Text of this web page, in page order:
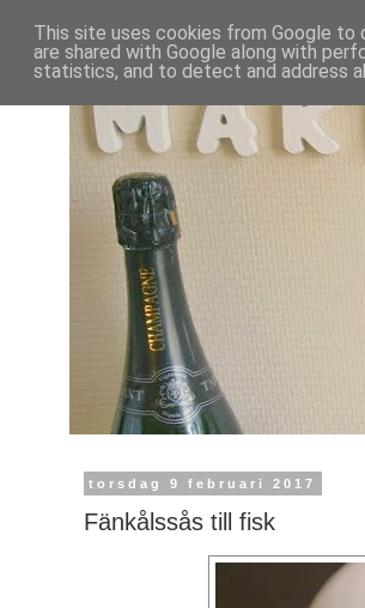
torsdag 9 februari 2017
Fänkålssås till fisk
This site uses cookies from Google to
are shared with Google along with
statistics, and to detect and address